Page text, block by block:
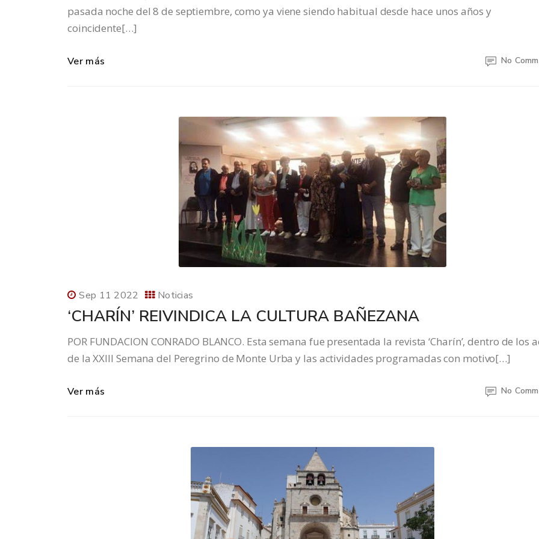
pasada noche del 8 de septiembre, como ya viene siendo habitual desde hace unos años y
coincidente[…]
Ver más No
Sep 11 2022 Noticias
‘CHARÍN’ REIVINDICA LA CULTURA BAÑEZANA
POR FUNDACION CONRADO BLANCO. Esta semana fue presentada la revista ‘Charín’, dentro de los
de la XXIII Semana del Peregrino de Monte Urba y las actividades programadas con motivo[…]
Ver más No